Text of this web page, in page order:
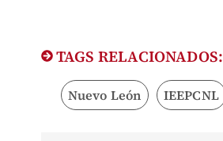
TAGS RELACIONADOS:
Nuevo León IEEPCNL